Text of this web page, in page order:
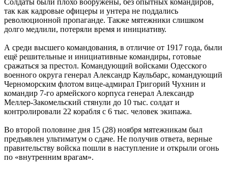
так как кадровые офицеры и унтера не поддались
революционной пропаганде. Также мятежники слишком
долго медлили, потеряли время и инициативу.
А среди высшего командования, в отличие от 1917 года, были
ещё решительные и инициативные командиры, готовые
сражаться за престол. Командующий войсками Одесского
военного округа генерал Александр Каульбарс, командующий
Черноморским флотом вице-адмирал Григорий Чухнин и
командир 7-го армейского корпуса генерал Александр
Меллер-Закомельский стянули до 10 тыс. солдат и
контролировали 22 корабля с 6 тыс. человек экипажа.
Во второй половине дня 15 (28) ноября мятежникам был
предъявлен ультиматум о сдаче. Не получив ответа, верные
правительству войска пошли в наступление и открыли огонь
по «внутренним врагам».